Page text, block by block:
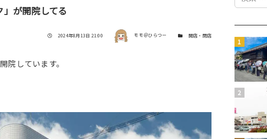
が開院してる
投稿日
2024年8月13日 21:00 著者 モモ＠ひらつー カテゴリー開店・閉店
院しています。